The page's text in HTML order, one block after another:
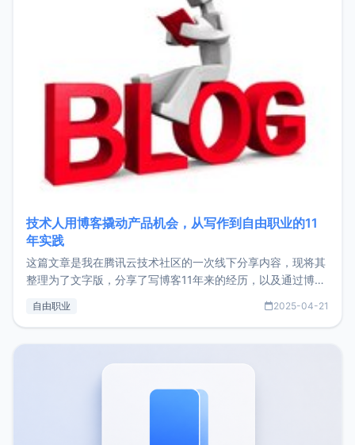
技术人用博客撬动产品机会，从写作到自由职业的11
年实践
这篇文章是我在腾讯云技术社区的一次线下分享内容，现将其
整理为了文字版，分享了写博客11年来的经历，以及通过博客
了我的首个产品ImgURL的真实数据和产品现状。自我介绍大
自由职业 2025-04-21